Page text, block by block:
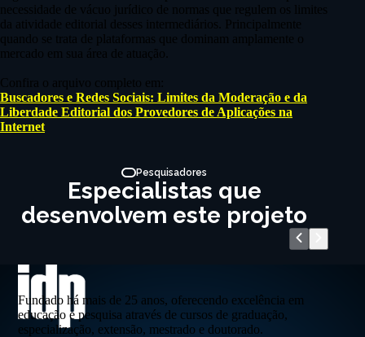
necessidade de vácuo jurídico de normas que regulem os limites
da atividade editorial desses intermediários. Principalmente
quando se trata de plataformas que dominam amplamente o
mercado em sua área de atuação.
Confira o arquivo completo em:
Buscadores e Redes Sociais: Limites da Moderação e da
Liberdade Editorial dos Provedores de Aplicações na
Internet
Pesquisadores
Especialistas que
desenvolvem este projeto
Fundado há mais de 25 anos, oferecendo excelência em
educação e pesquisa através de cursos de graduação,
especialização, extensão, mestrado e doutorado.